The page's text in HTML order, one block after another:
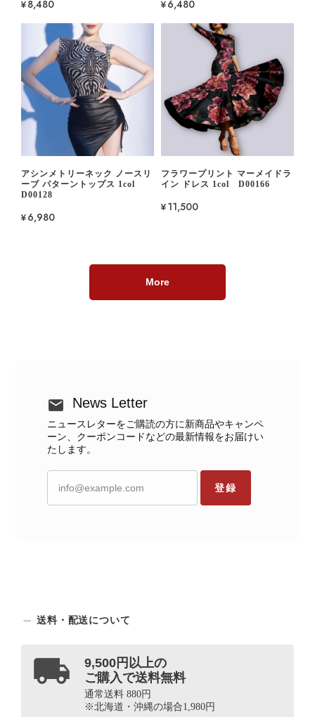
¥8,480 ¥6,480
アシンメトリーネック ノースリ
ーブ パターントップス 1col
D00128
¥6,980
フラワープリント マーメイドラ
イン ドレス 1col D00166
¥11,500
More
News Letter
ニュースレターをご購読の方に新商品やキャンペ
ーン、クーポンコードなどの最新情報をお届けい
たします。
登録
送料・配送について
9,500円以上の
ご購入で送料無料
通常送料 880円
※北海道・沖縄の場合1,980円